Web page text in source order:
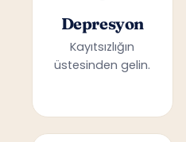
Depresyon
Kayıtsızlığın
üstesinden gelin.